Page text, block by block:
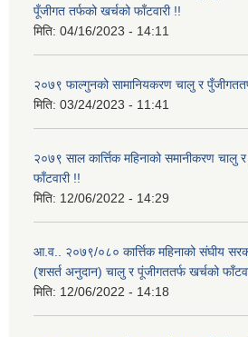
पूँजीगत तर्फको खर्चको फाँटवारी !!
मिति: 04/16/2023 - 14:11
२०७९ फाल्गुनको सामानियकरण चालु र
मिति: 03/24/2023 - 11:41
२०७९ साल कार्त्तिक महिनाको समानीकरण चालु
फाँटवारी !!
मिति: 12/06/2022 - 14:29
आ.व.. २०७९/०८० कार्त्तिक महिनाको संघीय
(शसर्त अनुदान) चालु र पूंजीगततर्फ खर्चको
मिति: 12/06/2022 - 14:18